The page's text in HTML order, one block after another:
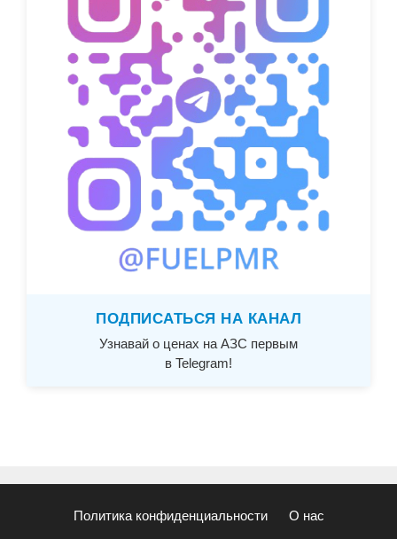
ПОДПИСАТЬСЯ НА КАНАЛ
Узнавай о ценах на АЗС первым
в Telegram!
Политика конфиденциальности О нас